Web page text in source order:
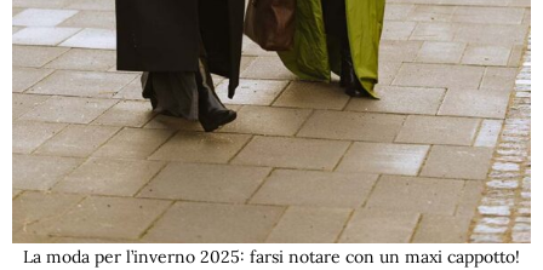
La moda per l’inverno 2025: farsi notare con un maxi cappotto!